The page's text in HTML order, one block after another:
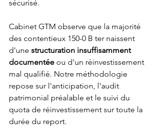
sécurisé.
Cabinet GTM observe que la majorité
des contentieux 150-0 B ter naissent
d'une structuration insuffisamment
documentée ou d'un réinvestissement
mal qualifié. Notre méthodologie
repose sur l'anticipation, l'audit
patrimonial préalable et le suivi du
quota de réinvestissement sur toute la
durée du report.